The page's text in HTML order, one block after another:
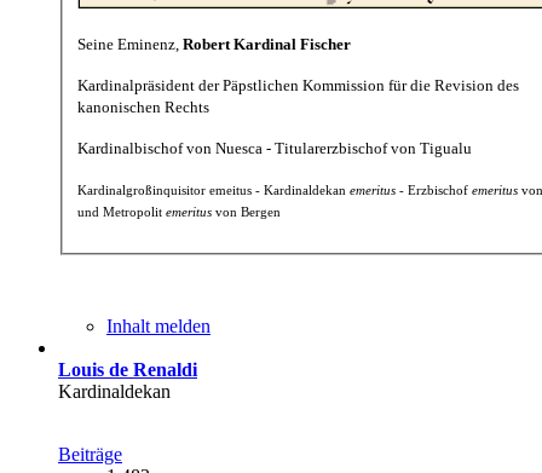
Seine Eminenz, Robert Kardinal Fischer
Kardinalpräsident der Päpstlichen Kommission für die Revision des
kanonischen Rechts
Kardinalbischof von Nuesca - Titularerzbischof von Tigualu
Kardinalgroßinquisitor emeitus - Kardinaldekan emeritus - Erzbischof emeritus
und Metropolit emeritus von Bergen
Inhalt melden
Louis de Renaldi
Kardinaldekan
Beiträge